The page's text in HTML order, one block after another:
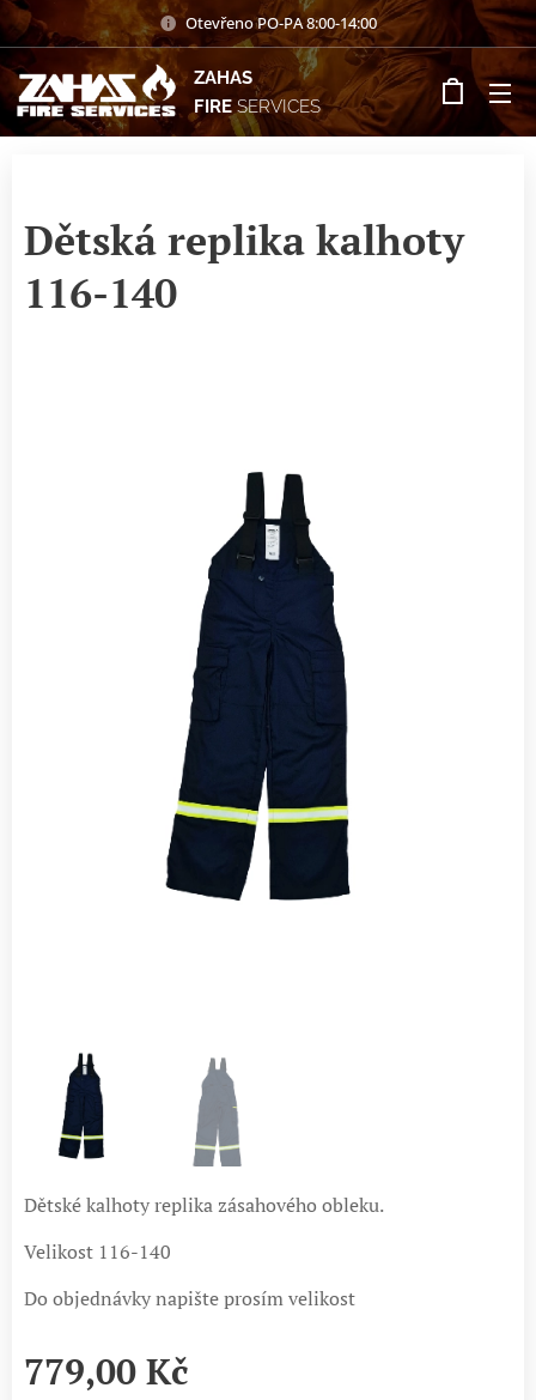
Otevřeno PO-PA 8:00-14:00
ZAHAS
FIRE SERVICES
Dětská replika kalhoty
116-140
Dětské kalhoty replika zásahového obleku.
Velikost 116-140
Do objednávky napište prosím velikost
779,00 Kč